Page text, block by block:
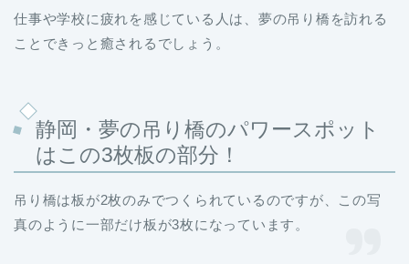
仕事や学校に疲れを感じている人は、夢の吊り橋を訪れる
ことできっと癒されるでしょう。
静岡・夢の吊り橋のパワースポット
はこの3枚板の部分！
吊り橋は板が2枚のみでつくられているのですが、この写
真のように一部だけ板が3枚になっています。